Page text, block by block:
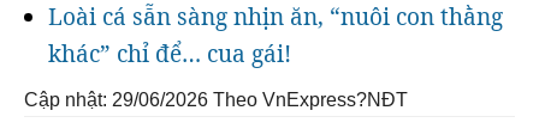
Loài cá sẵn sàng nhịn ăn, “nuôi con thằng
khác” chỉ để… cua gái!
Cập nhật: 29/06/2026 Theo VnExpress?NĐT